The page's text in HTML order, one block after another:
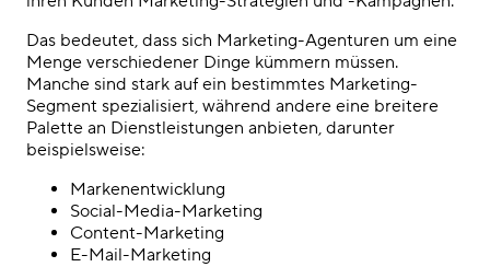
Das bedeutet, dass sich Marketing-Agenturen um eine
Menge verschiedener Dinge kümmern müssen.
Manche sind stark auf ein bestimmtes Marketing-
Segment spezialisiert, während andere eine breitere
Palette an Dienstleistungen anbieten, darunter
beispielsweise:
Markenentwicklung
Social-Media-Marketing
Content-Marketing
E-Mail-Marketing